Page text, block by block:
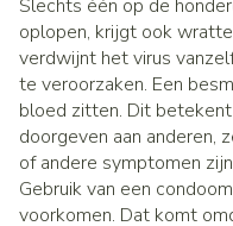
Slechts één op de
oplopen, krijgt ook
verdwijnt het virus
te veroorzaken. Een
bloed zitten. Dit
doorgeven aan anderen,
of andere symptomen
Gebruik van een
voorkomen. Dat komt